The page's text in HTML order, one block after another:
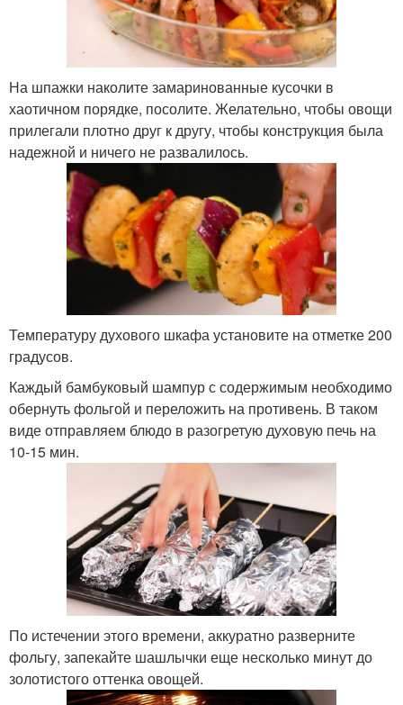
На шпажки наколите замаринованные кусочки в
хаотичном порядке, посолите. Желательно, чтобы овощи
прилегали плотно друг к другу, чтобы конструкция была
надежной и ничего не развалилось.
Температуру духового шкафа установите на отметке 200
градусов.
Каждый бамбуковый шампур с содержимым необходимо
обернуть фольгой и переложить на противень. В таком
виде отправляем блюдо в разогретую духовую печь на
10-15 мин.
По истечении этого времени, аккуратно разверните
фольгу, запекайте шашлычки еще несколько минут до
золотистого оттенка овощей.